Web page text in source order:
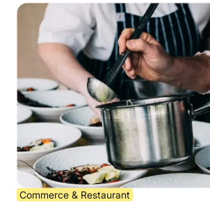
Commerce & Restaurant